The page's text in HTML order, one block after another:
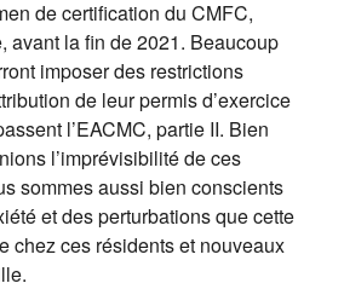
de certification du CMFC,
avant la fin de 2021. Beaucoup
imposer des restrictions
de leur permis d’exercice
l’EACMC, partie II. Bien
l’imprévisibilité de ces
sommes aussi bien conscients
et des perturbations que cette
chez ces résidents et nouveaux